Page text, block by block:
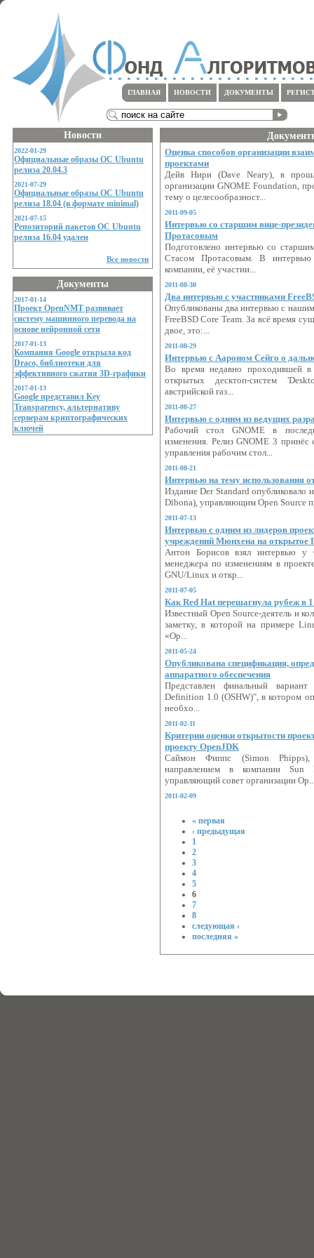
ДОКУМЕНТЫ
НОВОСТИ
ГЛАВНАЯ
Новости
2022-01-29
Официальные образы ОС Ubuntu
релиза 20.04.3
2021-07-29
Официальные образы ОС Ubuntu
релиза 18.04 (в формате minimal)
2021-07-15
Репозиторий пакетов ОС Ubuntu
релиза 16.04 удален
Все новости
Документы
2017-01-14
Проект OpenNMT развивает
систему машинного перевода на
основе нейронной сети
2017-01-13
Компания Google открыла код
Draco, библиотеки для
эффективного сжатия 3D-графики
2017-01-13
Google представил Key
Transparency, альтернативу
серверам криптографических
ключей
Оценка способов организации
проектами
Дейв Нири (Dave Neary), в
организации GNOME Foundation,
тему о целесообразност...
2011-09-05
Интервью со старшим вице-
Протасовым
Подготовлено интервью со
Стасом Протасовым. В
компании, её участии...
2011-08-30
Два интервью с участниками
Опубликованы два интервью с
FreeBSD Core Team. За всё время
двое, это:...
2011-08-29
Интервью с Аароном Сейго о
Во время недавно проходившей в
открытых десктоп-систем
австрийской газ...
2011-08-27
Интервью с одним из ведущих
Рабочий стол GNOME в
изменения. Релиз GNOME 3
управления рабочим стол...
2011-08-21
Интервью на тему использования
Издание Der Standard
Dibona), управляющим Open Source
2011-07-13
Интервью с одним из лидеров
учреждений Мюнхена на открытое
Антон Борисов взял интервью у
менеджера по изменениям в
GNU/Linux и откр...
2011-07-05
Как Red Hat перешагнула рубеж в
Известный Open Source-деятель и
заметку, в которой на примере
«Op...
2011-05-24
Опубликована спецификация,
аппаратного обеспечения
Представлен финальный
Definition 1.0 (OSHW)", в котором
необхо...
2011-02-11
Критерии оценки открытости
проекту OpenJDK
Саймон Фиппс (Simon Phipps),
направлением в компании
управляющий совет организации
2011-02-09
« первая
‹ предыдущая
1
2
3
4
5
6
7
8
следующая ›
последняя »